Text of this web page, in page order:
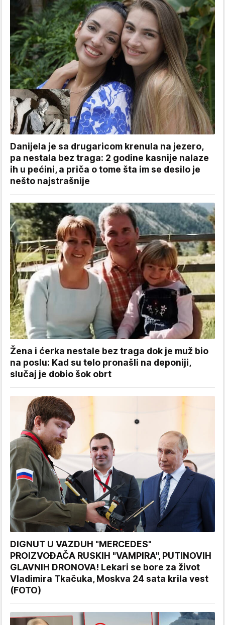
Danijela je sa drugaricom krenula na jezero,
pa nestala bez traga: 2 godine kasnije nalaze
ih u pećini, a priča o tome šta im se desilo je
nešto najstrašnije
Žena i ćerka nestale bez traga dok je muž bio
na poslu: Kad su telo pronašli na deponiji,
slučaj je dobio šok obrt
DIGNUT U VAZDUH "MERCEDES"
PROIZVOĐAČA RUSKIH "VAMPIRA", PUTINOVIH
GLAVNIH DRONOVA! Lekari se bore za život
Vladimira Tkačuka, Moskva 24 sata krila vest
(FOTO)